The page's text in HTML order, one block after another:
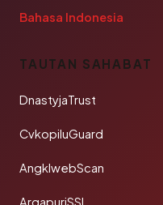
Bahasa Indonesia
TAUTAN SAHABAT
DnastyjaTrust
CvkopiluGuard
AngklwebScan
ArgapuriSSL